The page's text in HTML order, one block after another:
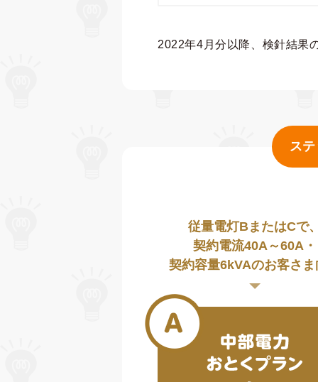
2022年4月分以降、検針結果
ス
従量電灯BまたはCで
契約電流40A～60A・
契約容量6kVAのお客さま